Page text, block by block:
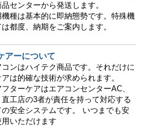
センターから発送します。
種は基本的に即納態勢です。特殊機
都度、納期をご案内します。
アーについて
ンはハイテク商品です。それだけに
は的確な技術が求められます。
ターケアはエアコンセンターAC、
直工店の3者が責任を持って対応する
安全システムです。 いつまでも安
いただけます